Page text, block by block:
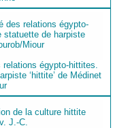
égypto-hittites.
‘hittite’ de Médinet